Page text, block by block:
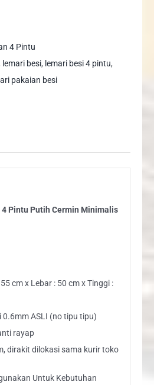
4 Pintu
lemari besi, lemari besi 4 pintu,
pakaian besi
Pintu Putih Cermin Minimalis
cm x Lebar : 50 cm x Tinggi :
0.6mm ASLI (no tipu tipu)
rayap
dirakit dilokasi sama kurir toko
Untuk Kebutuhan